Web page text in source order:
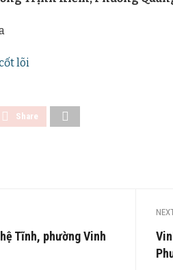
lõi
Share
Tĩnh, phường Vinh